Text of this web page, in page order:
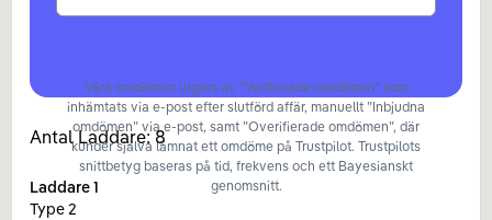
Våra omdömen utgörs av ”Verifierade omdömen” som
inhämtats via e-post efter slutförd affär, manuellt ”Inbjudna
omdömen” via e-post, samt ”Overifierade omdömen”, där
kunder själva lämnat ett omdöme på Trustpilot. Trustpilots
snittbetyg baseras på tid, frekvens och ett Bayesianskt
genomsnitt.
Antal Laddare:8
Laddare1
Type 2